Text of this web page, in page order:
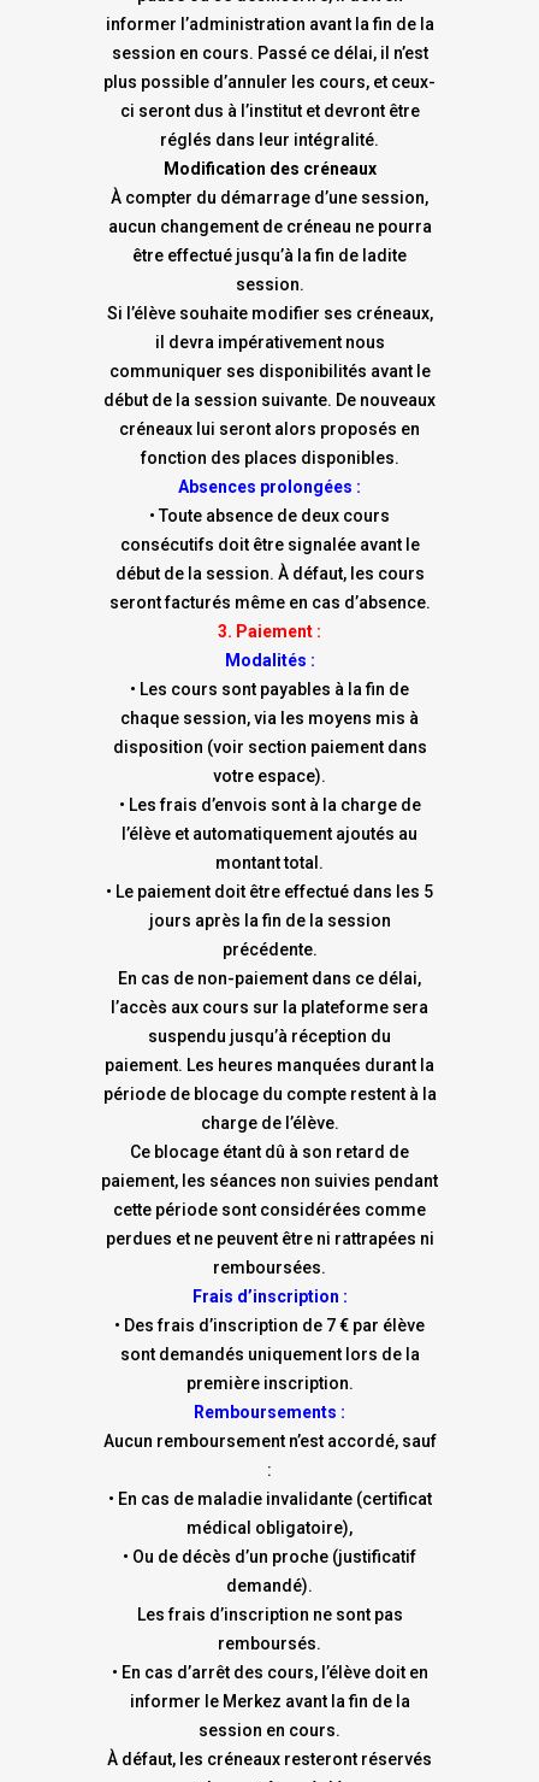
informer l’administration avant la fin de la
session en cours. Passé ce délai, il n’est
plus possible d’annuler les cours, et ceux-
ci seront dus à l’institut et devront être
réglés dans leur intégralité.
Modification des créneaux
À compter du démarrage d’une session,
aucun changement de créneau ne pourra
être effectué jusqu’à la fin de ladite
session.
Si l’élève souhaite modifier ses créneaux,
il devra impérativement nous
communiquer ses disponibilités avant le
début de la session suivante. De nouveaux
créneaux lui seront alors proposés en
fonction des places disponibles.
Absences prolongées :
• Toute absence de deux cours
consécutifs doit être signalée avant le
début de la session. À défaut, les cours
seront facturés même en cas d’absence.
3. Paiement :
Modalités :
• Les cours sont payables à la fin de
chaque session, via les moyens mis à
disposition (voir section paiement dans
votre espace).
• Les frais d’envois sont à la charge de
l’élève et automatiquement ajoutés au
montant total.
• Le paiement doit être effectué dans les 5
jours après la fin de la session
précédente.
En cas de non-paiement dans ce délai,
l’accès aux cours sur la plateforme sera
suspendu jusqu’à réception du
paiement. Les heures manquées durant la
période de blocage du compte restent à la
charge de l’élève.
Ce blocage étant dû à son retard de
paiement, les séances non suivies pendant
cette période sont considérées comme
perdues et ne peuvent être ni rattrapées ni
remboursées.
Frais d’inscription :
• Des frais d’inscription de 7 € par élève
sont demandés uniquement lors de la
première inscription.
Remboursements :
Aucun remboursement n’est accordé, sauf
:
• En cas de maladie invalidante (certificat
médical obligatoire),
• Ou de décès d’un proche (justificatif
demandé).
Les frais d’inscription ne sont pas
remboursés.
• En cas d’arrêt des cours, l’élève doit en
informer le Merkez avant la fin de la
session en cours.
À défaut, les créneaux resteront réservés